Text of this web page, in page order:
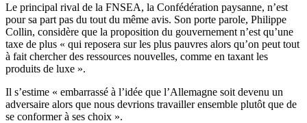
Le principal rival de la FNSEA, la Confédération paysanne, n’est
pour sa part pas du tout du même avis. Son porte parole, Philippe
Collin, considère que la proposition du gouvernement n’est qu’une
taxe de plus « qui reposera sur les plus pauvres alors qu’on peut tout
à fait chercher des ressources nouvelles, comme en taxant les
produits de luxe ».
Il s’estime « embarrassé à l’idée que l’Allemagne soit devenu un
adversaire alors que nous devrions travailler ensemble plutôt que de
se conformer à ses choix ».